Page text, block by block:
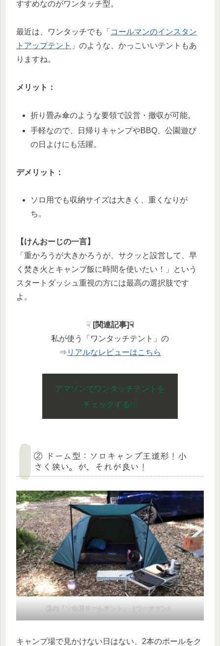
すすめなのがワンタッチ型。
最近は、ワンタッチでも「 コールマンのインスタン
トアップテント 」のような、かっこいいテントもあ
りますね。
メリット：
折り畳み傘のような要領で設営・撤収が可能。
手軽なので、日帰りキャンプやBBQ、公園遊び
の日よけにも活躍。
デメリット：
ソロ用でも収納サイズは大きく、重くなりが
ち。
【けんおーじの一言】
「重かろうが大きかろうが、サクッと設営して、早
く焚き火とキャンプ飯に時間を使いたい！」という
スタートダッシュ重視の方には最高の選択肢です
よ。
☟ [関連記事]☟
私が使う「ワンタッチテント」の
⇒ リアルなレビューはこちら
アマゾンでワンタッチテントを
チェックする✅
② ドーム型：ソロキャンプ王道形！小
さく狭い。が、それが良い！
私の「ソロ用ドームテント」（ワークマン）
キャンプ場で見かけない日はない、2本のポールをク